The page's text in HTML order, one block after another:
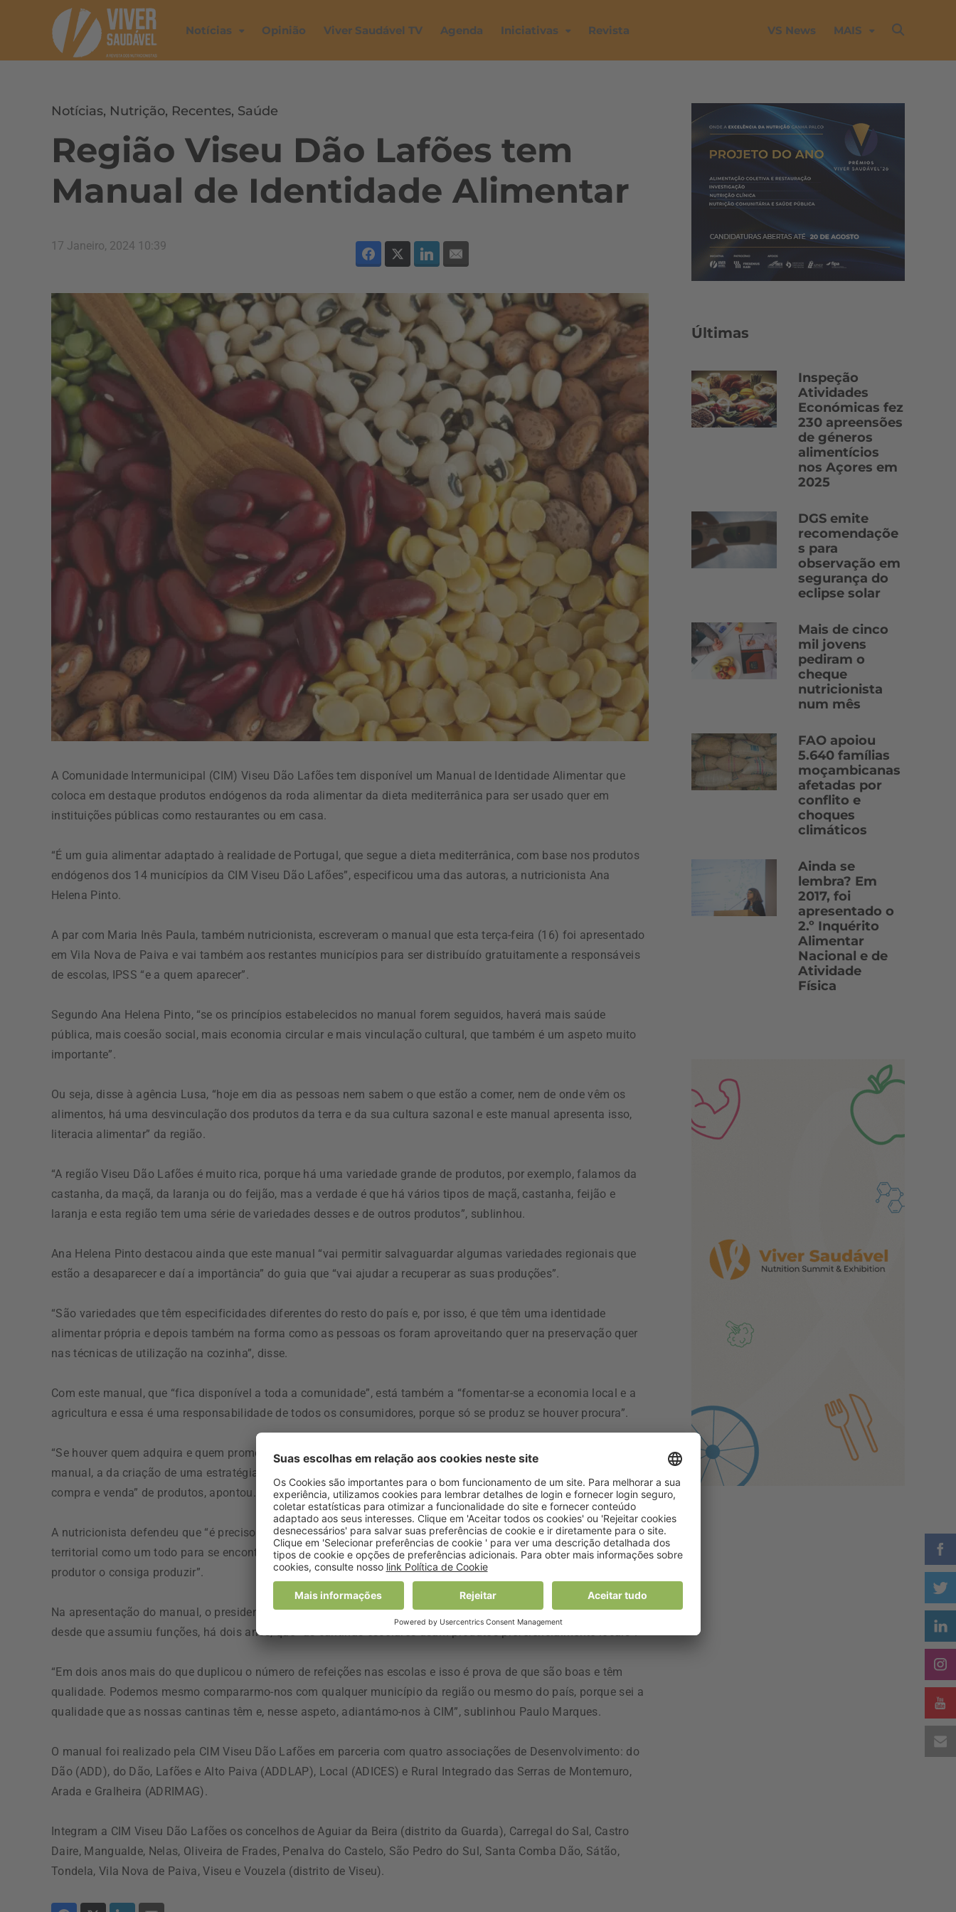
Notícias Opinião Viver Saudável TV Agenda Iniciativas Revista VS News MAIS
Notícias, Nutrição, Recentes, Saúde
Região Viseu Dão Lafões tem
Manual de Identidade Alimentar
17 Janeiro, 2024 10:39
A Comunidade Intermunicipal (CIM) Viseu Dão Lafões tem disponível um Manual de Identidade Alimentar que
coloca em destaque produtos endógenos da roda alimentar da dieta mediterrânica para ser usado quer em
instituições públicas como restaurantes ou em casa.
“É um guia alimentar adaptado à realidade de Portugal, que segue a dieta mediterrânica, com base nos produtos
endógenos dos 14 municípios da CIM Viseu Dão Lafões”, especificou uma das autoras, a nutricionista Ana
Helena Pinto.
A par com Maria Inês Paula, também nutricionista, escreveram o manual que esta terça-feira (16) foi apresentado
em Vila Nova de Paiva e vai também aos restantes municípios para ser distribuído gratuitamente a responsáveis
de escolas, IPSS “e a quem aparecer”.
Segundo Ana Helena Pinto, “se os princípios estabelecidos no manual forem seguidos, haverá mais saúde
pública, mais coesão social, mais economia circular e mais vinculação cultural, que também é um aspeto muito
importante”.
Ou seja, disse à agência Lusa, “hoje em dia as pessoas nem sabem o que estão a comer, nem de onde vêm os
alimentos, há uma desvinculação dos produtos da terra e da sua cultura sazonal e este manual apresenta isso,
literacia alimentar” da região.
“A região Viseu Dão Lafões é muito rica, porque há uma variedade grande de produtos, por exemplo, falamos da
castanha, da maçã, da laranja ou do feijão, mas a verdade é que há vários tipos de maçã, castanha, feijão e
laranja e esta região tem uma série de variedades desses e de outros produtos”, sublinhou.
Ana Helena Pinto destacou ainda que este manual “vai permitir salvaguardar algumas variedades regionais que
estão a desaparecer e daí a importância” do guia que “vai ajudar a recuperar as suas produções”.
“São variedades que têm especificidades diferentes do resto do país e, por isso, é que têm uma identidade
alimentar própria e depois também na forma como as pessoas os foram aproveitando quer na preservação quer
nas técnicas de utilização na cozinha”, disse.
Com este manual, que “fica disponível a toda a comunidade”, está também a “fomentar-se a economia local e a
agricultura e essa é uma responsabilidade de todos os consumidores, porque só se produz se houver procura”.
“Se houver quem adquira e quem promova a venda vai haver quem produza e essa é uma das missões do
manual, a da criação de uma estratégia integrada para olhar para as necessidades da produção e facilitar a
compra e venda” de produtos, apontou.
A nutricionista defendeu que “é preciso uma nova estratégica sistémica, é preciso olhar para o sistema alimentar
territorial como um todo para se encontrarem soluções e para que o consumidor consiga encontrar o produto e o
produtor o consiga produzir”.
Na apresentação do manual, o presidente da Câmara Municipal de Vila Nova de Paiva, Paulo Marques, disse que
desde que assumiu funções, há dois anos, que “as cantinas escolares usam produtos preferencialmente locais”.
“Em dois anos mais do que duplicou o número de refeições nas escolas e isso é prova de que são boas e têm
qualidade. Podemos mesmo compararmo-nos com qualquer município da região ou mesmo do país, porque sei a
qualidade que as nossas cantinas têm e, nesse aspeto, adiantámo-nos à CIM”, sublinhou Paulo Marques.
O manual foi realizado pela CIM Viseu Dão Lafões em parceria com quatro associações de Desenvolvimento: do
Dão (ADD), do Dão, Lafões e Alto Paiva (ADDLAP), Local (ADICES) e Rural Integrado das Serras de Montemuro,
Arada e Gralheira (ADRIMAG).
Integram a CIM Viseu Dão Lafões os concelhos de Aguiar da Beira (distrito da Guarda), Carregal do Sal, Castro
Daire, Mangualde, Nelas, Oliveira de Frades, Penalva do Castelo, São Pedro do Sul, Santa Comba Dão, Sátão,
Tondela, Vila Nova de Paiva, Viseu e Vouzela (distrito de Viseu).
Últimas
Inspeção
Atividades
Económicas fez
230 apreensões
de géneros
alimentícios
nos Açores em
2025
DGS emite
recomendaçõe
s para
observação em
segurança do
eclipse solar
Mais de cinco
mil jovens
pediram o
cheque
nutricionista
num mês
FAO apoiou
5.640 famílias
moçambicanas
afetadas por
conflito e
choques
climáticos
Ainda se
lembra? Em
2017, foi
apresentado o
2.º Inquérito
Alimentar
Nacional e de
Atividade
Física